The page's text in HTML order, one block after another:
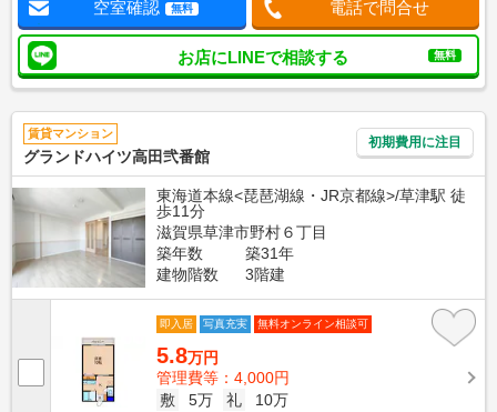
空室確認 無料 電話で問合せ
お店にLINEで相談する 無料
賃貸マンション
グランドハイツ高田弐番館
初期費用に注目
東海道本線<琵琶湖線・JR京都線>/草津駅 徒
歩11分
滋賀県草津市野村６丁目
築年数
築31年
建物階数
3階建
即入居 写真充実 無料オンライン相談可
5.8万円
管理費等：4,000円
敷
5万 礼
10万